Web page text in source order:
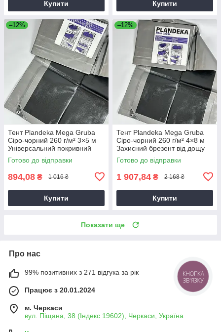
Купити Купити
–12%
Тент Plandeka Mega Gruba
Сіро-чорний 260 г/м² 3×5 м
Універсальний покривний
тент
Готово до відправки
894,08 ₴ 1 016 ₴
Купити
–12%
Тент Plandeka Mega Gruba
Сіро-чорний 260 г/м² 4×8 м
Захисний брезент від дощу
Готово до відправки
1 907,84 ₴ 2 168 ₴
Купити
Показати ще
Про нас
99% позитивних з 271 відгука за рік
Працює з 20.01.2024
м. Черкаси
вул. Піщана, 38 (Індекс 19602), Черкаси, Україна
КНОПКА
ЗВ'ЯЗКУ